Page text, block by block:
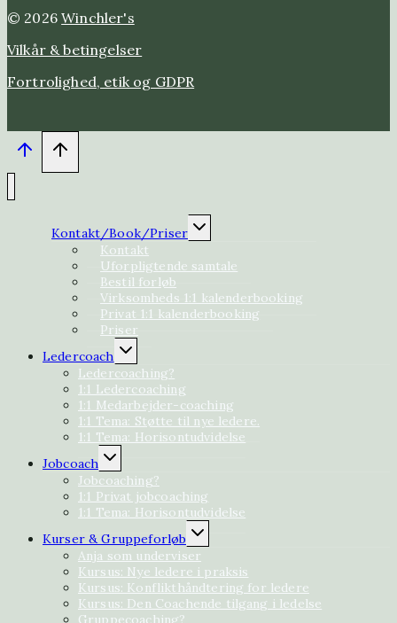
© 2026Winchler's
Vilkår & betingelser
Fortrolighed, etik og GDPR
Kontakt/Book/Priser
Skift
Kontakt
Uforpligtende samtale
Bestil forløb
Virksomheds 1:1 kalenderbooking
Privat 1:1 kalenderbooking
Priser
Ledercoach
Skift
Ledercoaching?
1:1 Ledercoaching
1:1 Medarbejder-coaching
1:1 Tema: Støtte til nye ledere.
1:1 Tema: Horisontudvidelse
Jobcoach
Skift
Jobcoaching?
1:1 Privat jobcoaching
1:1 Tema: Horisontudvidelse
Kurser & Gruppeforløb
Skift
Anja som underviser
Kursus: Nye ledere i praksis
Kursus: Konflikthåndtering for ledere
Kursus: Den Coachende tilgang i ledelse
Gruppecoaching?